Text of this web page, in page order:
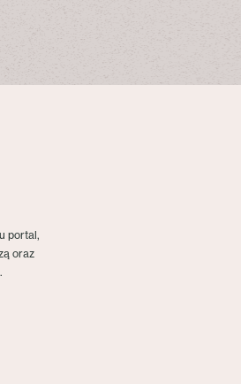
portal,
oraz